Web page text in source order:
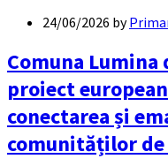
24/06/2026 by
Comuna
proiect
conectarea și
comunităților